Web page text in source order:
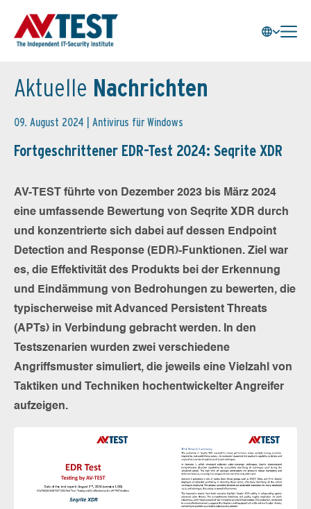
Aktuelle Nachrichten
09. August 2024 | Antivirus für Windows
Fortgeschrittener EDR-Test 2024: Seqrite XDR
AV-TEST führte von Dezember 2023 bis März 2024
eine umfassende Bewertung von Seqrite XDR durch
und konzentrierte sich dabei auf dessen Endpoint
Detection and Response (EDR)-Funktionen. Ziel war
es, die Effektivität des Produkts bei der Erkennung
und Eindämmung von Bedrohungen zu bewerten, die
typischerweise mit Advanced Persistent Threats
(APTs) in Verbindung gebracht werden. In den
Testszenarien wurden zwei verschiedene
Angriffsmuster simuliert, die jeweils eine Vielzahl von
Taktiken und Techniken hochentwickelter Angreifer
aufzeigen.